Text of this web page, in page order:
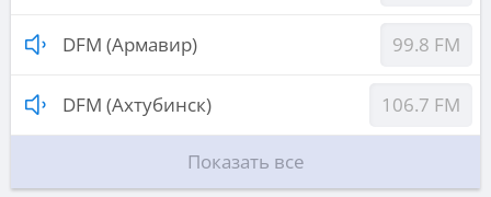
DFM (Армавир) 99.8 FM
DFM (Ахтубинск) 106.7 FM
Показать все